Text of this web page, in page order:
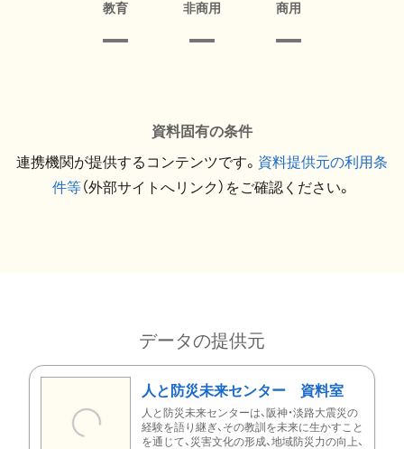
教育 非商用 商用
資料固有の条件
連携機関が提供するコンテンツです。 資料提供元の利用条
件等（外部サイトへリンク）をご確認ください。
データの提供元
人と防災未来センター 資料室
人と防災未来センターは、阪神・淡路大震災の
経験を語り継ぎ、その教訓を未来に生かすこと
を通じて、災害文化の形成、地域防災力の向上、